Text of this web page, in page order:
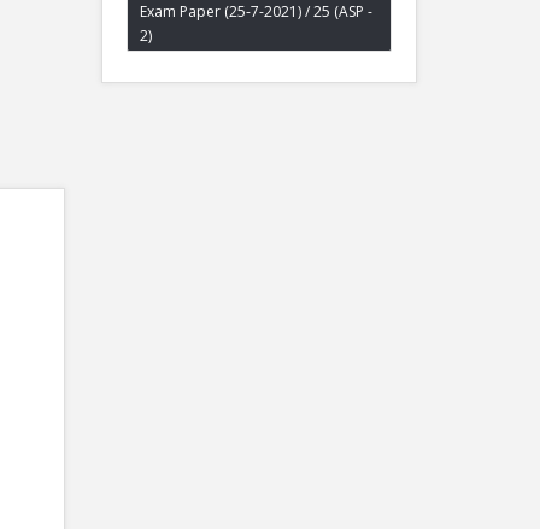
Exam Paper (25-7-2021) / 25 (ASP -
2)